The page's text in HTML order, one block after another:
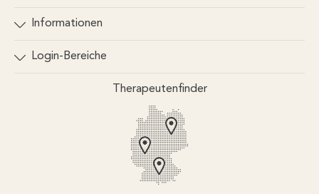
Informationen
Kontakt
Newsletter
Login-Bereiche
Online-Akademie-Login
Therapeutenfinder